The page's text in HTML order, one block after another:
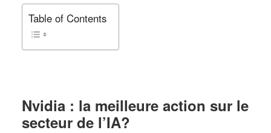
Table of Contents
Nvidia : la meilleure action sur le
secteur de l’IA?